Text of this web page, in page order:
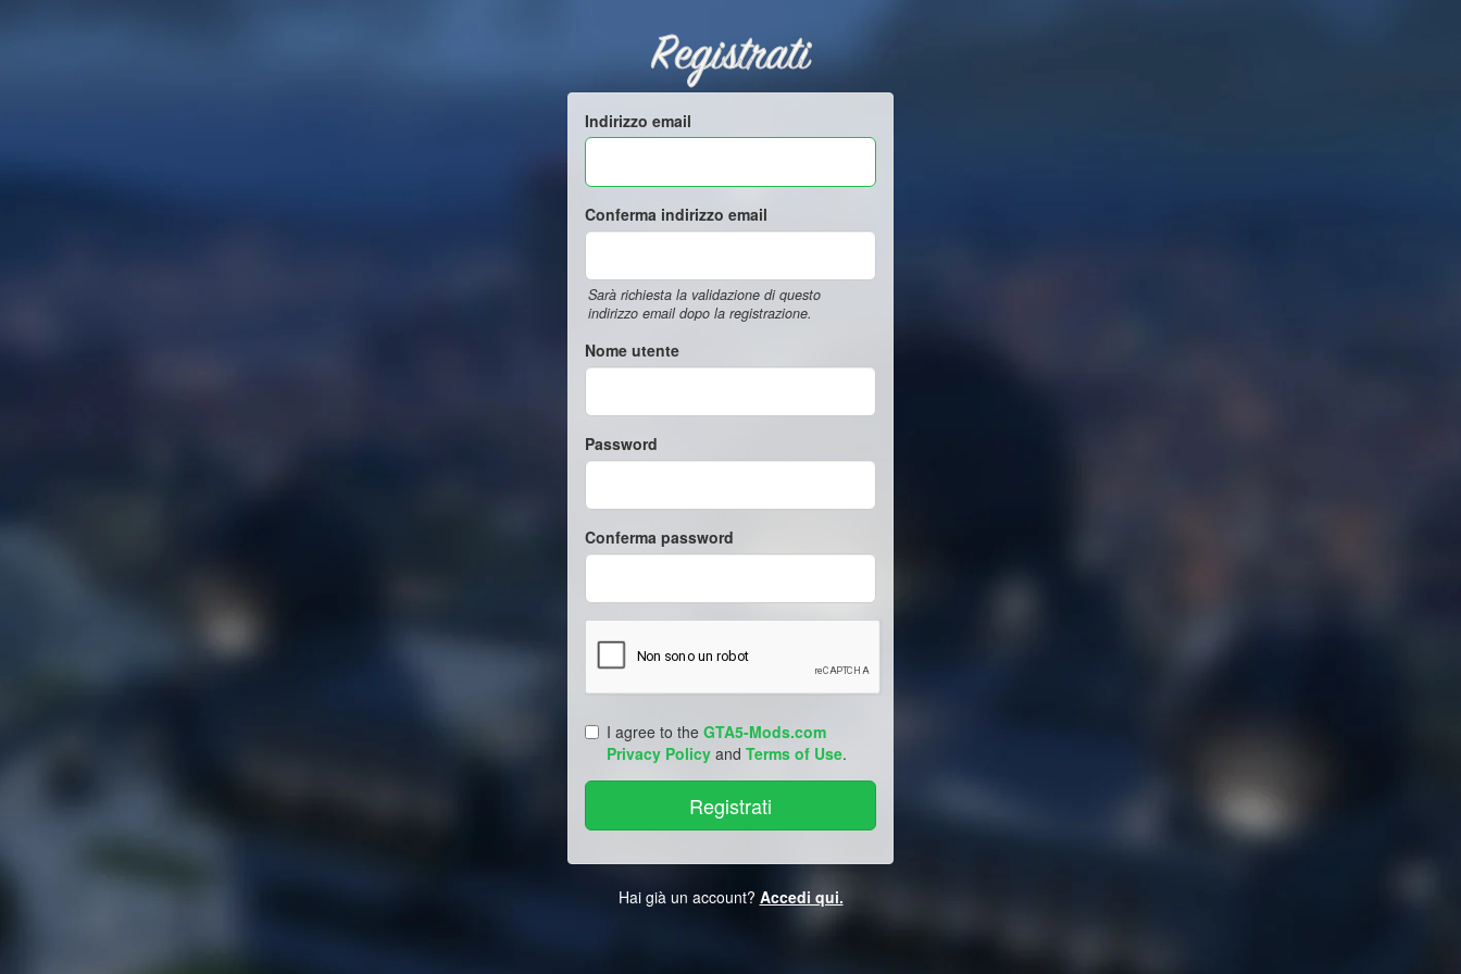
Registrati
Indirizzo email
Conferma indirizzo email
Sarà richiesta la validazione di questo
indirizzo email dopo la registrazione.
Nome utente
Password
Conferma password
I agree to the GTA5-Mods.com
Privacy Policy and Terms of Use.
Hai già un account? Accedi qui.